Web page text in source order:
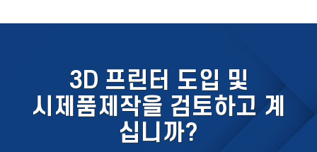
3D 프린터 도입 및
시제품제작을 검토하고 계
십니까?